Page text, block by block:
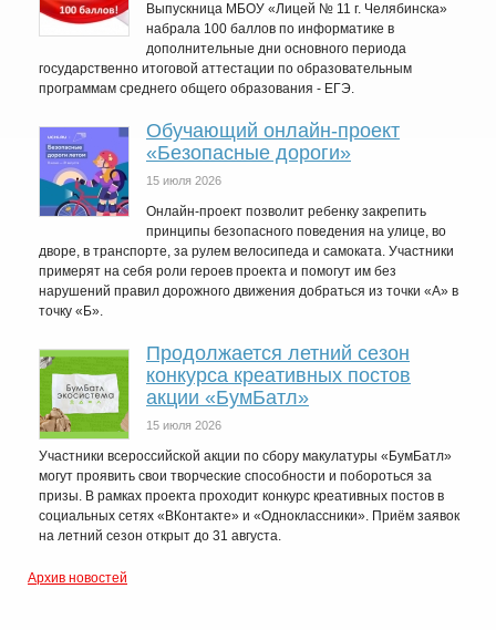
Выпускница МБОУ «Лицей № 11 г. Челябинска»
набрала 100 баллов по информатике в
дополнительные дни основного периода
государственно итоговой аттестации по образовательным
программам среднего общего образования - ЕГЭ.
Обучающий онлайн-проект
«Безопасные дороги»
15 июля 2026
Онлайн-проект позволит ребенку закрепить
принципы безопасного поведения на улице, во
дворе, в транспорте, за рулем велосипеда и самоката. Участники
примерят на себя роли героев проекта и помогут им без
нарушений правил дорожного движения добраться из точки «А» в
точку «Б».
Продолжается летний сезон
конкурса креативных постов
акции «БумБатл»
15 июля 2026
Участники всероссийской акции по сбору макулатуры «БумБатл»
могут проявить свои творческие способности и побороться за
призы. В рамках проекта проходит конкурс креативных постов в
социальных сетях «ВКонтакте» и «Одноклассники». Приём заявок
на летний сезон открыт до 31 августа.
Архив новостей